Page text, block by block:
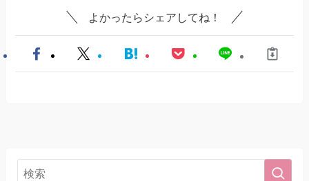
よかったらシェアしてね！